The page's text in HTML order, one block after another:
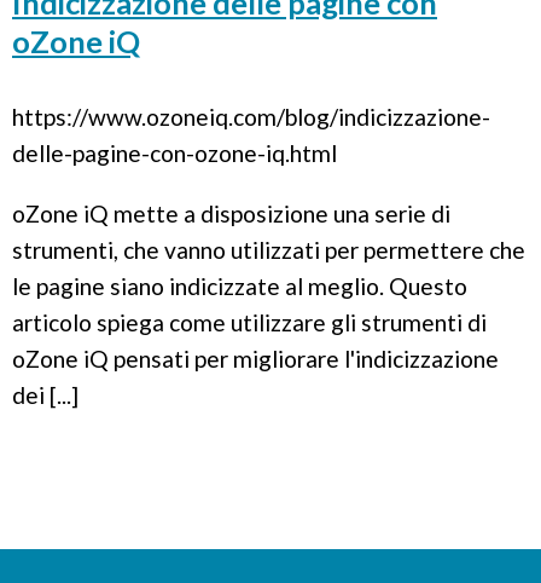
oZone iQ
https://www.ozoneiq.com/blog/indicizzazione-
delle-pagine-con-ozone-iq.html
oZone iQ mette a disposizione una serie di
strumenti, che vanno utilizzati per permettere che
le pagine siano indicizzate al meglio. Questo
articolo spiega come utilizzare gli strumenti di
oZone iQ pensati per migliorare l'indicizzazione
dei [...]